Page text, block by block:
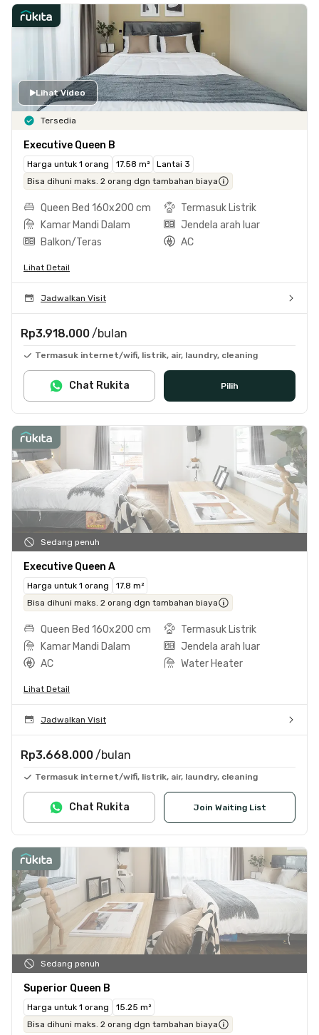
Lihat Video
Tersedia
Executive Queen B
Harga untuk 1 orang 17.58 m²
Lantai 3
Bisa dihuni maks. 2 orang dgn tambahan biaya
Queen Bed 160x200 cm
Termasuk Listrik
Kamar Mandi Dalam
Jendela arah luar
Balkon/Teras
AC
Lihat Detail
Jadwalkan Visit
Rp3.918.000 /bulan
Termasuk internet/wifi, listrik, air, laundry, cleaning
Pilih
Chat Rukita
Sedang penuh
Executive Queen A
Harga untuk 1 orang
17.8 m²
Bisa dihuni maks. 2 orang dgn tambahan biaya
Queen Bed 160x200 cm
Termasuk Listrik
Kamar Mandi Dalam
Jendela arah luar
AC
Water Heater
Lihat Detail
Jadwalkan Visit
Rp3.668.000 /bulan
Termasuk internet/wifi, listrik, air, laundry, cleaning
Join Waiting List
Chat Rukita
Sedang penuh
Superior Queen B
Harga untuk 1 orang
15.25 m²
Bisa dihuni maks. 2 orang dgn tambahan biaya